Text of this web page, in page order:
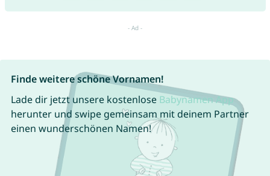
Finde weitere schöne Vornamen!
Lade dir jetzt unsere kostenlose Babynamen App
herunter und swipe gemeinsam mit deinem Partner
einen wunderschönen Namen!